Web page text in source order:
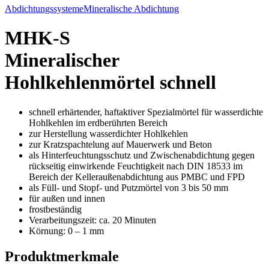
AbdichtungssystemeMineralische Abdichtung
MHK-S
Mineralischer
Hohlkehlenmörtel schnell
schnell erhärtender, haftaktiver Spezialmörtel für wasserdichte
Hohlkehlen im erdberührten Bereich
zur Herstellung wasserdichter Hohlkehlen
zur Kratzspachtelung auf Mauerwerk und Beton
als Hinterfeuchtungsschutz und Zwischenabdichtung gegen
rückseitig einwirkende Feuchtigkeit nach DIN 18533 im
Bereich der Kelleraußenabdichtung aus PMBC und FPD
als Füll- und Stopf- und Putzmörtel von 3 bis 50 mm
für außen und innen
frostbeständig
Verarbeitungszeit: ca. 20 Minuten
Körnung: 0 – 1 mm
Produktmerkmale